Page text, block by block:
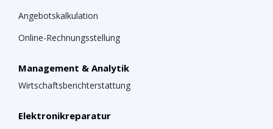
Angebotskalkulation
Online-Rechnungsstellung
Management & Analytik
Wirtschaftsberichterstattung
Elektronikreparatur